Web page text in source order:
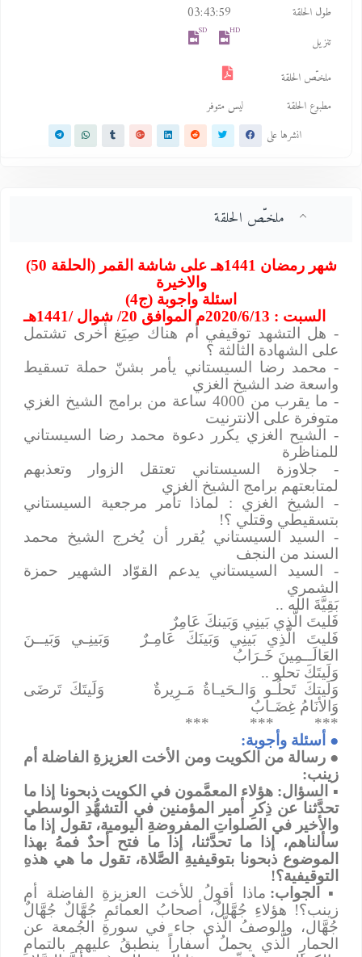
طول الحلقة 03:43:59
تنزيل
HD
SD
ملخـّص الحلقة
مطبوع الحلقة
ليس متوفر
انشرها على
ملخـّص الحلقة
شهر رمضان 1441هـ على شاشة القمر (الحلقة 50)
والاخيرة
اسئلة واجوبة (ج4)
السبت : 2020/6/13م الموافق 20/ شوال /1441هـ
- هل التشهد توقيفي أم هناك صِيَغ أخرى تشتمل
على الشهادة الثالثة ؟
- محمد رضا السيستاني يأمر بشنّ حملة تسقيط
واسعة ضد الشيخ الغزي
- ما يقرب من 4000 ساعة من برامج الشيخ الغزي
متوفرة على الانترنيت
- الشيح الغزي يكرر دعوة محمد رضا السيستاني
للمناظرة
- جلاوزة السيستاني تعتقل الزوار وتعذبهم
لمتابعتهم برامج الشيخ الغزي
- الشيخ الغزي : لماذا تأمر مرجعية السيستاني
بتسقيطي وقتلي ؟!
- السيد السيستاني يُقرر أن يُخرج الشيخ محمد
السند من النجف
- السيد السيستاني يدعم القوّاد الشهير حمزة
الشمري
بَقِيَّةَ الله ..
فَليتَ الَّذِي بَينِي وَبَينكَ عَامِرٌ
فَليتَ الَّذِي بَينِي وَبَينَكَ عَامِـرٌ
وَبَينِـي وَبَيــنَ
العَالَــمِينَ خَـرَابُ
وَلَيتَكَ تحلو ..
وَلَيتكَ تَحلُـو وَالـحَيـاةُ مَـرِيرةٌ
وَلَيتَكَ تَرضَى
وَالأنَامُ غِضَـابُ
***
***
***
●أسئلة وأجوبة:
●رسالة من الكويت ومن الأخت العزيزةِ الفاضلة أم
زينب:
السؤال: هؤلاء المعمَّمون في الكويت ذبحونا إذا ما
تحدَّثنا عن ذِكرِ أمير المؤمنين في التشهُّدِ الوسطي
والأخير في الصلواتِ المفروضةِ اليومية، تقول إذا ما
سألناهم، إذا ما تحدَّثنا، إذا ما فتح أحدٌ فمهُ بهذا
الموضوع ذبحونا بتوقيفيةِ الصَّلاة، تقول ما هي هذهِ
التوقيفية؟!
الجواب:ماذا أقولُ للأخت العزيزةِ الفاضلة أم
زينب؟! هؤلاءِ جُهَّالٌ، أصحابُ العمائمِ جُهَّالٌ جُهَّالٌ
جُهَّال، والوصفُ الَّذي جاء في سورةِ الجُمعة عن
الحمارِ الَّذي يحملُ أسفاراً ينطبقُ عليهم بالتمامِ